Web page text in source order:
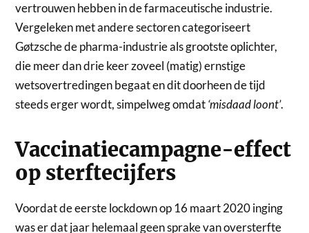
vertrouwen hebben in de farmaceutische industrie.
Vergeleken met andere sectoren categoriseert
Gøtzsche de pharma-industrie als grootste oplichter,
die meer dan drie keer zoveel (matig) ernstige
wetsovertredingen begaat en dit doorheen de tijd
steeds erger wordt, simpelweg omdat‘misdaad loont’.
Vaccinatiecampagne-effect
op sterftecijfers
Voordat de eerste lockdown op 16 maart 2020 inging
was er dat jaar helemaal geen sprake van oversterfte